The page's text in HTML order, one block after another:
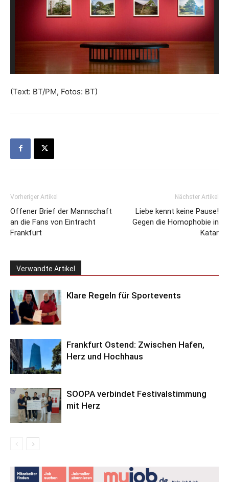
(Text: BT/PM, Fotos: BT)
Vorheriger Artikel
Offener Brief der Mannschaft
an die Fans von Eintracht
Frankfurt
Nächster Artikel
Liebe kennt keine Pause!
Gegen die Homophobie in
Katar
Verwandte Artikel
Klare Regeln für Sportevents
Frankfurt Ostend: Zwischen Hafen,
Herz und Hochhaus
SOOPA verbindet Festivalstimmung
mit Herz